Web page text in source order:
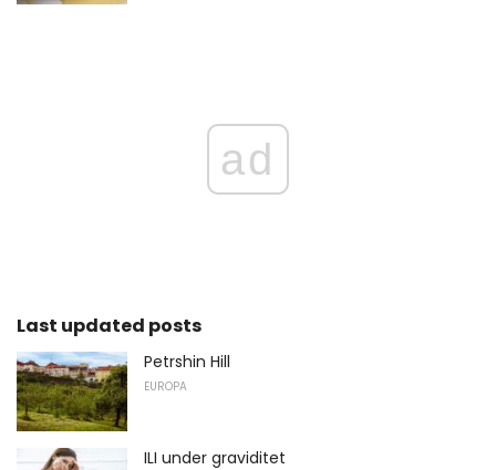
ad
Last updated posts
Petrshin Hill
EUROPA
ILI under graviditet